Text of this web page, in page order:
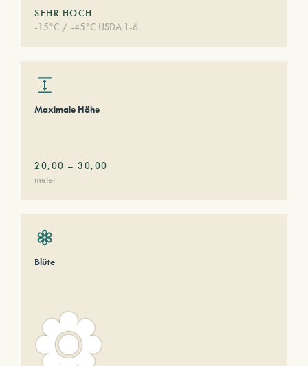
SEHR HOCH
-15°C / -45°C USDA 1-6
Maximale Höhe
20,00 – 30,00
meter
Blüte